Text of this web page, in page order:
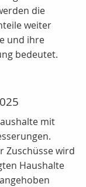
die
weiter
und ihre
bedeutet.
mit
Zuschüsse wird
Haushalte